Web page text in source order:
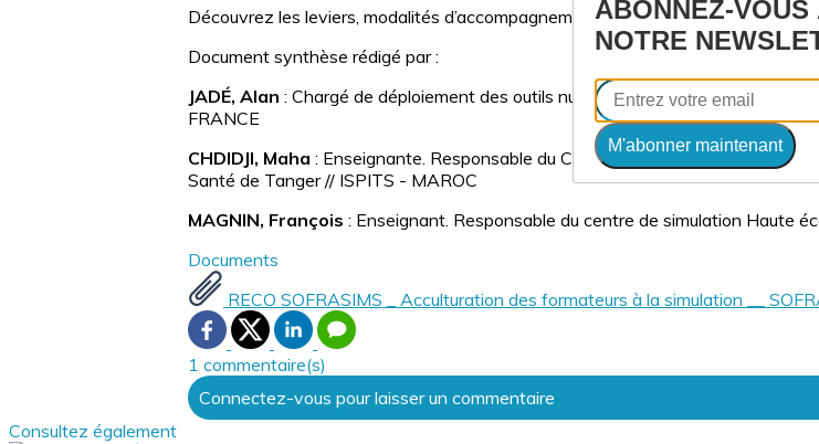
Découvrez les leviers, modalités d’accompagnement et pistes d’action issus de
Document synthèse rédigé par :
JADÉ, Alan : Chargé de déploiement des outils numériques d'apprentissage et
FRANCE
CHDIDJI, Maha : Enseignante. Responsable du Centre de Simulation de
Santé de Tanger // ISPITS - MAROC
MAGNIN, François : Enseignant. Responsable du centre de simulation Haute
Documents
RECO SOFRASIMS _ Acculturation des formateurs à la simulation __
1 commentaire(s)
Connectez-vous pour laisser un commentaire
Consultez également
ABONNEZ-VOUS
NOTRE
M'abonner maintenant